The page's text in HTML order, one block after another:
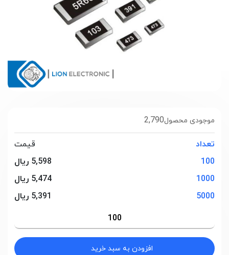
2,790موجودی محصول
تعداد
قیمت
100
5,598 ریال
1000
5,474 ریال
5000
5,391 ریال
افزودن به سبد خرید